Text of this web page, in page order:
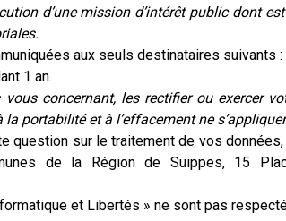
d’une mission d’intérêt public dont
aux seuls destinataires suivants :
1 an.
vous concernant, les rectifier ou exercer
portabilité et à l’effacement ne
question sur le traitement de vos
de la Région de Suippes, 15
et Libertés » ne sont pas